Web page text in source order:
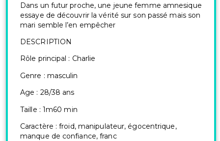
Dans un futur proche, une jeune femme amnesique
essaye de découvrir la vérité sur son passé mais son
mari semble l’en empêcher
DESCRIPTION
Rôle principal : Charlie
Genre : masculin
Age : 28/38 ans
Taille : 1m60 min
Caractère : froid, manipulateur, égocentrique,
manque de confiance, franc